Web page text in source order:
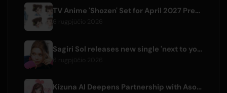
TV Anime 'Shozen' Set for April 2027 Premiere on Fuji TV
Sagiri Sol releases new single 'next to your love' after hiatus
Kizuna AI Deepens Partnership with Asobisystem Ahead of 10th Anniversary World Tour